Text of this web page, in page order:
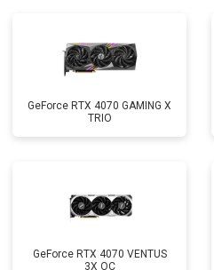
GeForce RTX 4070 GAMING X
TRIO
GeForce RTX 4070 VENTUS
3X OC